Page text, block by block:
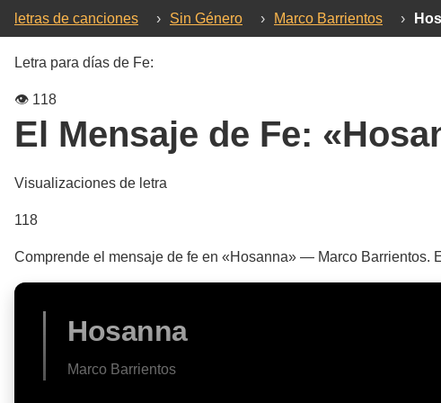
letras de canciones › Sin Género › Marco Barrientos ›
Letra para días de Fe:
👁️ 118
El Mensaje de Fe:
Visualizaciones de letra
118
Comprende el mensaje de fe en «Hosanna» — Marco
Hosanna
Marco Barrientos